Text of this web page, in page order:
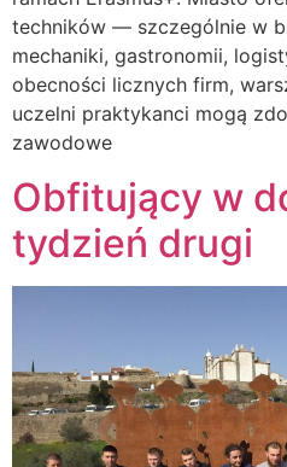
techników — szczególnie w
mechaniki, gastronomii,
obecności licznych firm,
uczelni praktykanci mogą
zawodowe
Obfitujący w
tydzień drugi